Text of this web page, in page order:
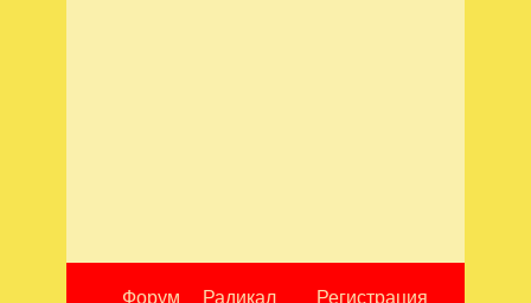
Форум Радикал
Регистрация